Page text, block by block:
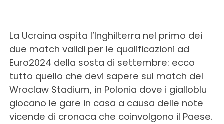
La Ucraina ospita l’Inghilterra nel primo dei
due match validi per le qualificazioni ad
Euro2024 della sosta di settembre: ecco
tutto quello che devi sapere sul match del
Wroclaw Stadium, in Polonia dove i gialloblu
giocano le gare in casa a causa delle note
vicende di cronaca che coinvolgono il Paese.